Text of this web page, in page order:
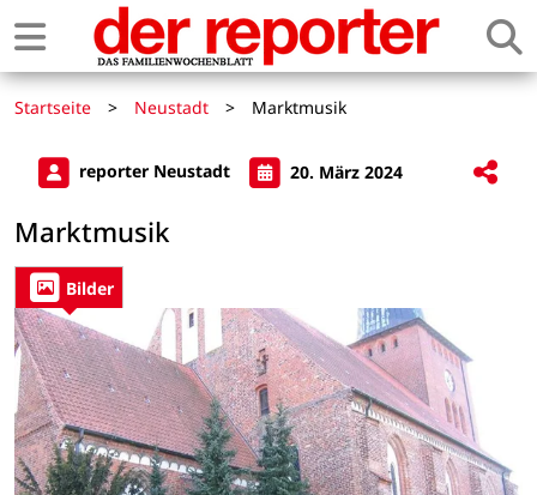
Startseite > Neustadt > Marktmusik
reporter Neustadt 20. März 2024
Marktmusik
Bilder